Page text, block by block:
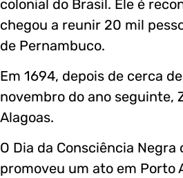
colonial do Brasil. Ele é
chegou a reunir 20 mil
de Pernambuco.
Em 1694, depois de cerca
novembro do ano seguinte,
Alagoas.
O Dia da Consciência
promoveu um ato em Porto